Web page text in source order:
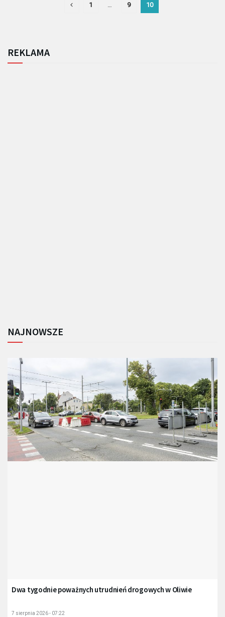
1 9 10
REKLAMA
NAJNOWSZE
Dwa tygodnie poważnych utrudnień drogowych w Oliwie
7 sierpnia 2026 - 07:22